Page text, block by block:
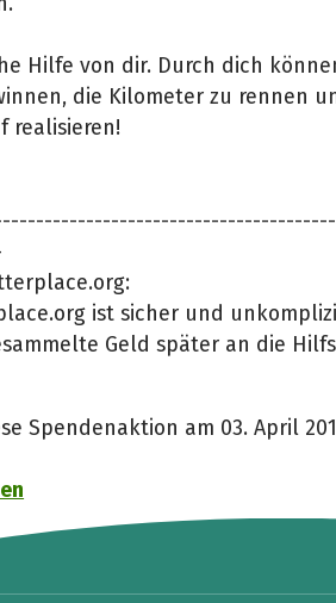
Hilfe von dir. Durch dich
die Kilometer zu rennen
realisieren!
ist sicher und
Geld später an die
Spendenaktion am 03. April